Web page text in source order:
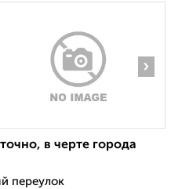
›
в черте города
переулок